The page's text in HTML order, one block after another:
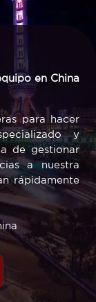
en China
para hacer
y
de gestionar
a nuestra
rápidamente